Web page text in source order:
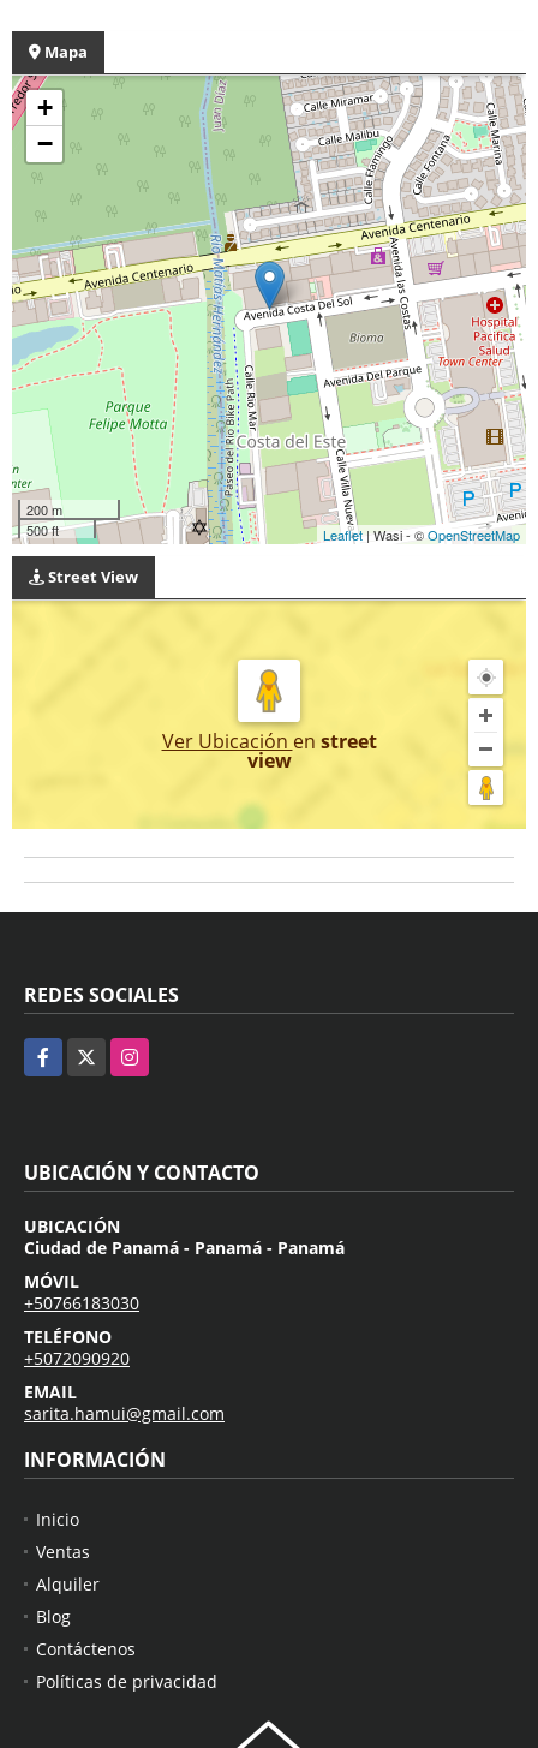
Mapa
+
−
200 m
500 ft
Leaflet| Wasi - ©OpenStreetMap
Street View
Ver Ubicación en street
view
REDES SOCIALES
Facebook Instagram
UBICACIÓN Y CONTACTO
UBICACIÓN
Ciudad de Panamá - Panamá - Panamá
MÓVIL
+50766183030
TELÉFONO
+5072090920
EMAIL
sarita.hamui@gmail.com
INFORMACIÓN
Inicio
Ventas
Alquiler
Blog
Contáctenos
Políticas de privacidad